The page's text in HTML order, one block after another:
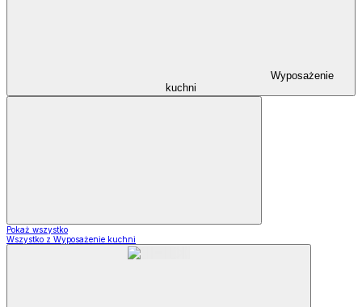
Wyposażenie
kuchni
Pokaż wszystko
Wszystko z Wyposażenie kuchni